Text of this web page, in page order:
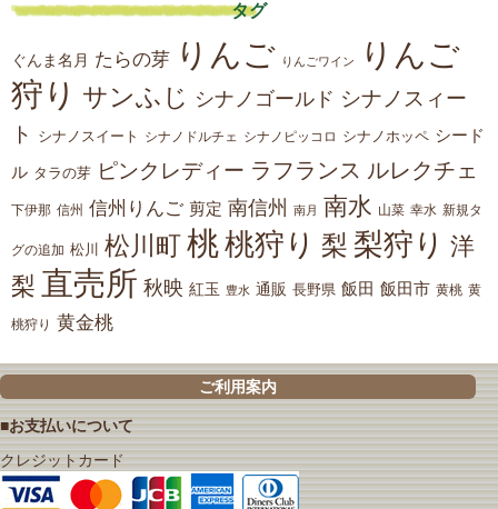
タグ
ぐんま名月 たらの芽 りんご りんごワイン
りんご
狩り サンふじ シナノゴールド シナノスィー
ト
シナノスイート シナノドルチェ シナノピッコロ シナノホッペ シード
ル タラの芽 ピンクレディー ラフランス ルレクチェ
下伊那 信州 信州りんご 剪定 南信州 南月 南水 山菜 幸水 新規タ
グの追加 松川 松川町 桃桃狩り 梨 梨狩り 洋
梨 直売所 秋映 紅玉 豊水 通販 長野県 飯田 飯田市 黄桃 黄
桃狩り 黄金桃
ご利用案内
■お支払いについて
クレジットカード